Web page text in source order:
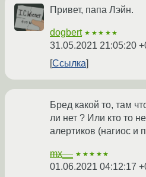
Привет, папа Лэйн.
dogbert ★★★★★
31.05.2021 21:05:20
Ссылка
Бред какой то, там
ли нет ? Или кто то
алертиков (нагиос и
mx__ ★★★★★
01.06.2021 04:12:17